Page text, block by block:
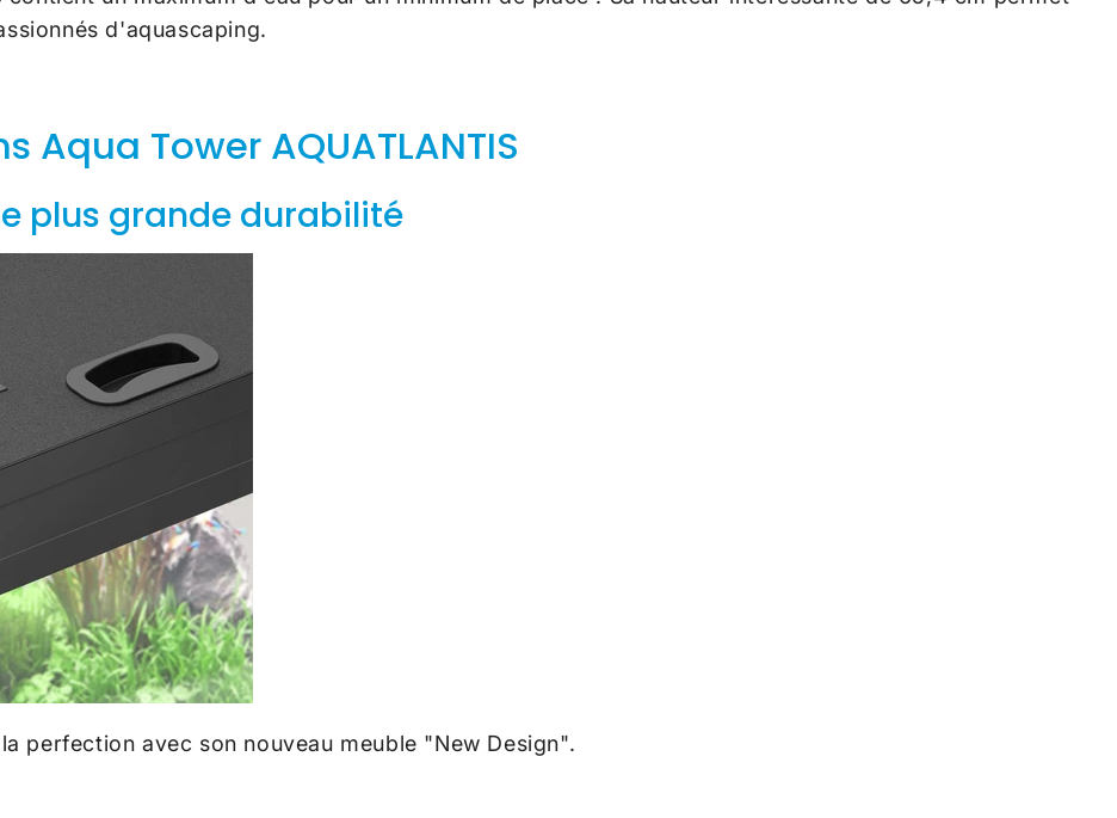
d'aquascaping.
Tower AQUATLANTIS
plus grande durabilité
perfection avec son nouveau meuble "New Design".